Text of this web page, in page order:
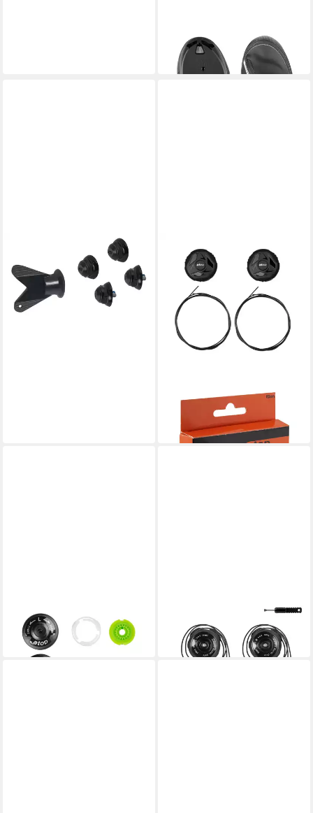
Fahrradschuh
109,35 €
10,35 €
FORCE
Fahrradschuh
23,35 €
FORCE
Fahrradschuh
21,35 €
Fahrradschuh
23,35 €